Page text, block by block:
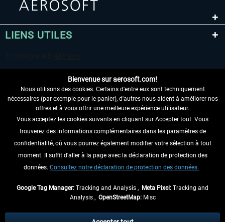
LIENS UTILES
RENONCER AU CONTRAT ICI
INFORMATIONS
NE MANQUEZ PAS LES DERNIÈRES
échéant, frais de remboursement, si aucune description contraire.
Bienvenue sur aerosoft.com!
Nous utilisons des cookies. Certains d'entre eux sont techniquement
nécessaires (par exemple pour le panier), d'autres nous aident à améliorer nos
offres et à vous offrir une meilleure expérience utilisateur.
Vous acceptez les cookies suivants en cliquant sur Accepter tout. Vous
trouverez des informations complémentaires dans les paramètres de
confidentialité, où vous pourrez également modifier votre sélection à tout
moment. Il suffit d'aller à la page avec la déclaration de protection des
données. Consultez notre déclaration de protection des données.
Google Tag Manager: Tracking and Analysis , Meta Pixel: Tracking and
Analysis , OpenStreetMap:Misc